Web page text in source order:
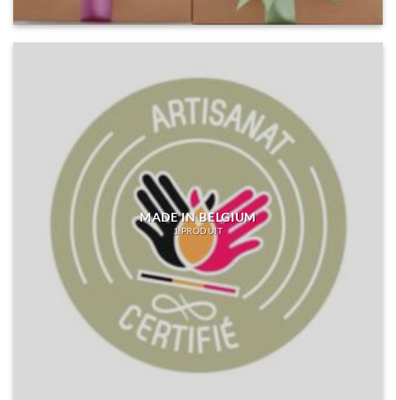
MADE IN BELGIUM
1 PRODUIT